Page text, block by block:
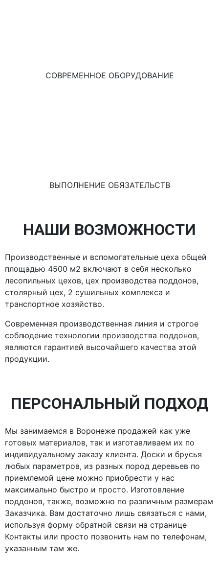
СОВРЕМЕННОЕ ОБОРУДОВАНИЕ
ВЫПОЛНЕНИЕ ОБЯЗАТЕЛЬСТВ
НАШИ ВОЗМОЖНОСТИ
Производственные и вспомогательные цеха общей
площадью 4500 м2 включают в себя несколько
лесопильных цехов, цех производства поддонов,
столярный цех, 2 сушильных комплекса и
транспортное хозяйство.
Современная производственная линия и строгое
соблюдение технологии производства поддонов,
являются гарантией высочайшего качества этой
продукции.
ПЕРСОНАЛЬНЫЙ ПОДХОД
Мы занимаемся в Воронеже продажей как уже
готовых материалов, так и изготавливаем их по
индивидуальному заказу клиента. Доски и брусья
любых параметров, из разных пород деревьев по
приемлемой цене можно приобрести у нас
максимально быстро и просто. Изготовление
поддонов, также, возможно по различным размерам
Заказчика. Вам достаточно лишь связаться с нами,
используя форму обратной связи на странице
Контакты или просто позвонить нам по телефонам,
указанным там же.